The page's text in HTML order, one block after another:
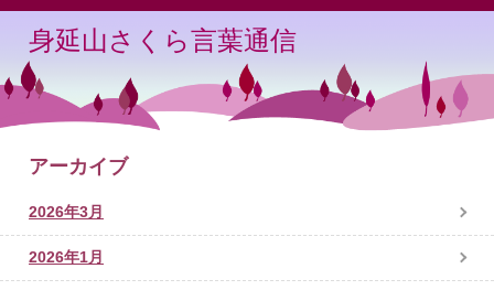
身延山さくら言葉通信
アーカイブ
2026年3月
2026年1月